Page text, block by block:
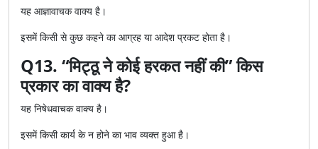
यह आज्ञावाचक वाक्य है।
इसमें किसी से कुछ कहने का आग्रह या आदेश प्रकट होता है।
Q13. “मिट्ठू ने कोई हरकत नहीं की” किस
प्रकार का वाक्य है?
यह निषेधवाचक वाक्य है।
इसमें किसी कार्य के न होने का भाव व्यक्त हुआ है।